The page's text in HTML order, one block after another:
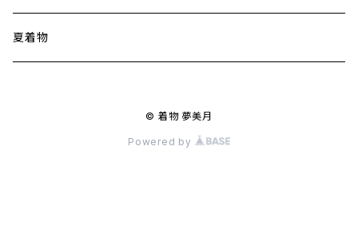
夏着物
© 着物 夢美月
Powered by